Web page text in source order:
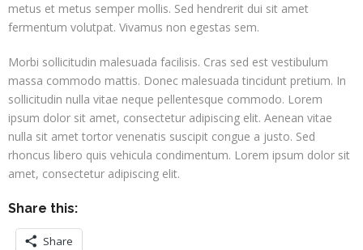
metus et metus semper mollis. Sed hendrerit dui sit amet
fermentum volutpat. Vivamus non egestas sem.
Morbi sollicitudin malesuada facilisis. Cras sed est vestibulum
massa commodo mattis. Donec malesuada tincidunt pretium. In
sollicitudin nulla vitae neque pellentesque commodo. Lorem
ipsum dolor sit amet, consectetur adipiscing elit. Aenean vitae
nulla sit amet tortor venenatis suscipit congue a justo. Sed
rhoncus libero quis vehicula condimentum. Lorem ipsum dolor sit
amet, consectetur adipiscing elit.
Share this:
Share